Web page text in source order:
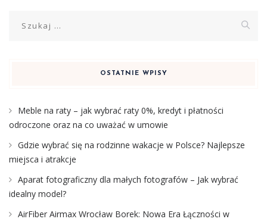
OSTATNIE WPISY
Meble na raty – jak wybrać raty 0%, kredyt i płatności
odroczone oraz na co uważać w umowie
Gdzie wybrać się na rodzinne wakacje w Polsce? Najlepsze
miejsca i atrakcje
Aparat fotograficzny dla małych fotografów – Jak wybrać
idealny model?
AirFiber Airmax Wrocław Borek: Nowa Era Łączności w